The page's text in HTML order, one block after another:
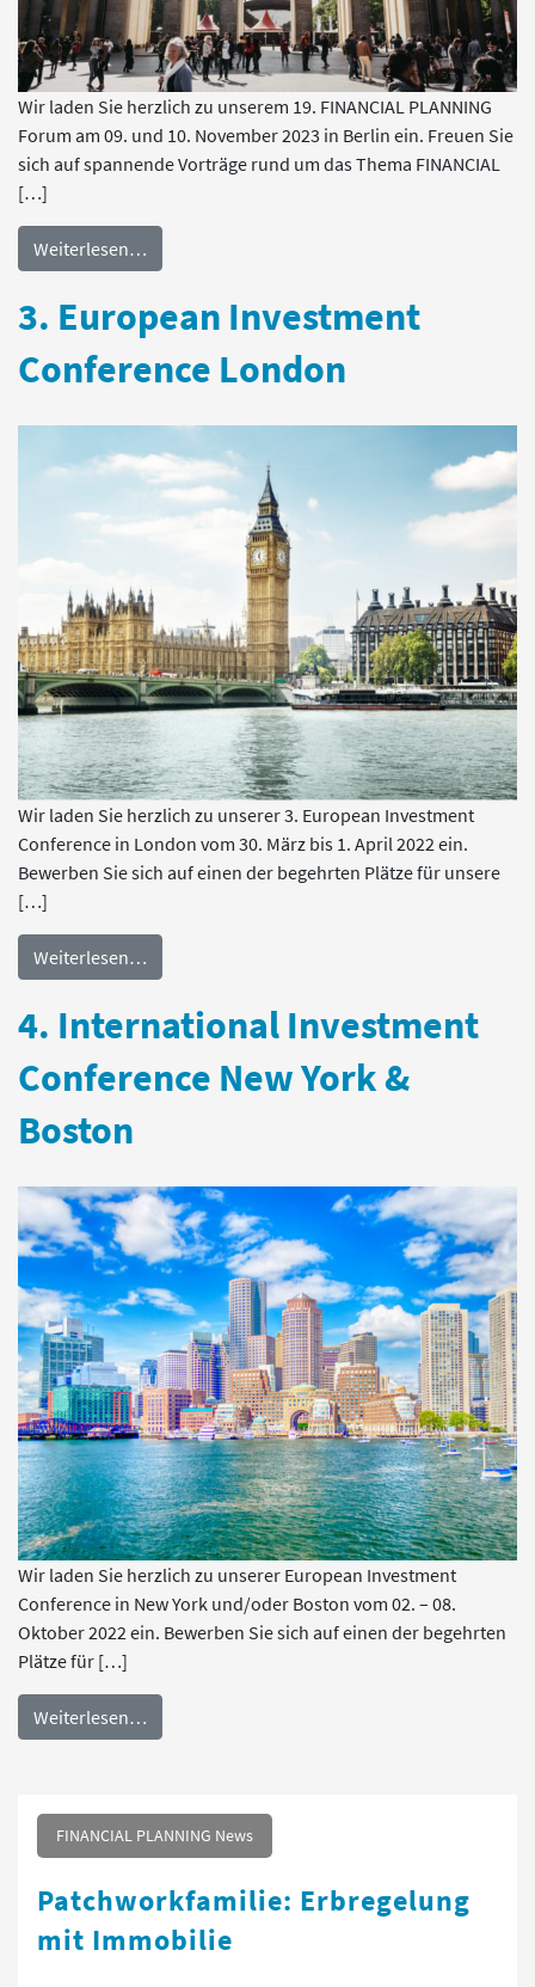
Wir laden Sie herzlich zu unserem 19. FINANCIAL PLANNING
Forum am 09. und 10. November 2023 in Berlin ein. Freuen Sie
sich auf spannende Vorträge rund um das Thema FINANCIAL
[…]
Weiterlesen…
3. European Investment
Conference London
Wir laden Sie herzlich zu unserer 3. European Investment
Conference in London vom 30. März bis 1. April 2022 ein.
Bewerben Sie sich auf einen der begehrten Plätze für unsere
[…]
Weiterlesen…
4. International Investment
Conference New York &
Boston
Wir laden Sie herzlich zu unserer European Investment
Conference in New York und/oder Boston vom 02. – 08.
Oktober 2022 ein. Bewerben Sie sich auf einen der begehrten
Plätze für […]
Weiterlesen…
FINANCIAL PLANNING News
Patchworkfamilie: Erbregelung
mit Immobilie